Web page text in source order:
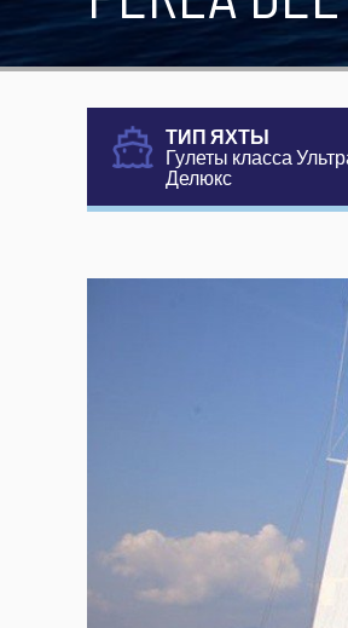
ТИП ЯХТЫ
Гулеты класса
Делюкс